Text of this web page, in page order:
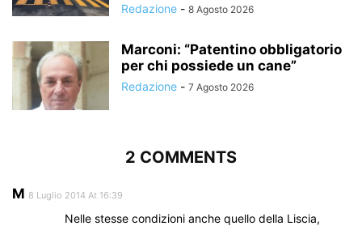
Redazione - 8 Agosto 2026
Marconi: “Patentino obbligatorio
per chi possiede un cane”
Redazione - 7 Agosto 2026
2 COMMENTS
M 8 Luglio 2014 At 16:39
Nelle stesse condizioni anche quello della Liscia,